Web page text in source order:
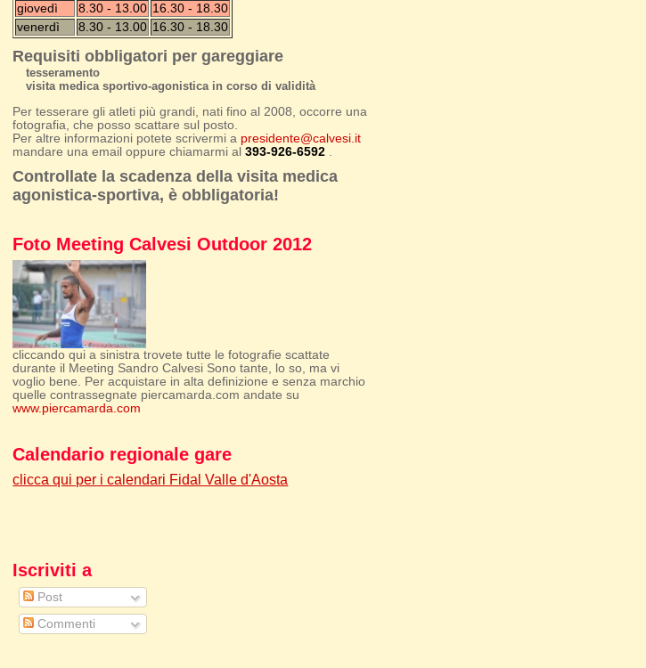
giovedì
8.30 - 13.00 16.30 - 18.30
venerdì
8.30 - 13.00 16.30 - 18.30
Requisiti obbligatori per gareggiare
tesseramento
visita medica sportivo-agonistica in corso di validità
Per tesserare gli atleti più grandi, nati fino al 2008, occorre una
fotografia, che posso scattare sul posto.
Per altre informazioni potete scrivermi a presidente@calvesi.it
mandare una email oppure chiamarmi al393-926-6592
Controllate la scadenza della visita medica
agonistica-sportiva, è obbligatoria!
Foto Meeting Calvesi Outdoor 2012
cliccando qui a sinistra trovete tutte le fotografie scattate
durante il Meeting Sandro Calvesi Sono tante, lo so, ma vi
voglio bene. Per acquistare in alta definizione e senza marchio
quelle contrassegnate piercamarda.com andate su
www.piercamarda.com
Calendario regionale gare
clicca qui per i calendari Fidal Valle d'Aosta
Iscriviti a
Post
Commenti